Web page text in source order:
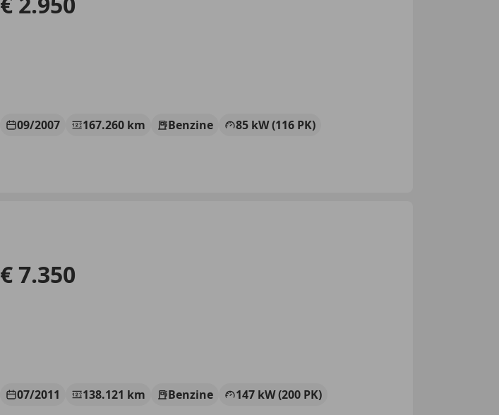
09/2007 167.260 km Benzine
85 kW (116 PK)
€ 7.350
07/2011 138.121 km Benzine
147 kW (200 PK)